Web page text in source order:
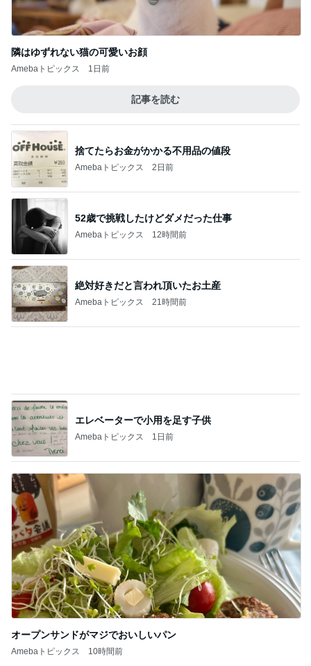
エレベーターで小用を足す子供
Amebaトピックス
オープンサンドがマジでおいしいパン
Amebaトピックス
記事を読む
休み0日だった7月の手取り5万円弱
思ったより高くついたエアコン代
障がいを隠蔽しようとした親の結果
Amebaトピックス
ご近所さんの微妙なお金持ち自慢
Amebaトピックス 17時間前